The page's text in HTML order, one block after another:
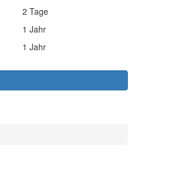
2 Tage
1 Jahr
1 Jahr